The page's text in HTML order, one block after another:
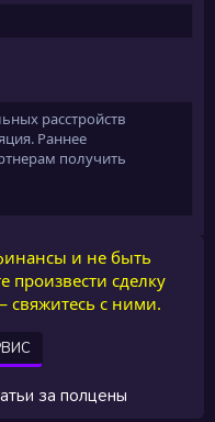
расстройств
Раннее
получить
и не быть
произвести сделку
свяжитесь с ними.